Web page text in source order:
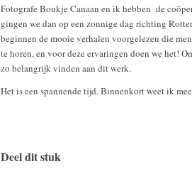
Fotografe Boukje Canaan en ik hebben de
gingen we dan op een zonnige dag richting
beginnen de mooie verhalen voorgelezen die
te horen, en voor deze ervaringen doen we het!
zo belangrijk vinden aan dit werk.
Het is een spannende tijd. Binnenkort weet ik
Deel dit stuk